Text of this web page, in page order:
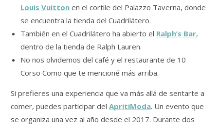
Louis Vuitton en el cortile del Palazzo Taverna, donde
se encuentra la tienda del Cuadrilátero.
También en el Cuadrilátero ha abierto el Ralph’s Bar,
dentro de la tienda de Ralph Lauren.
No nos olvidemos del café y el restaurante de 10
Corso Como que te mencioné más arriba.
Si prefieres una experiencia que va más allá de sentarte a
comer, puedes participar delApritiModa. Un evento que
se organiza una vez al año desde el 2017. Durante dos